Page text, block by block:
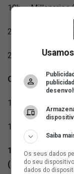
19h — Millonarios
21h30 — Santos
21h30 — San
Quarta-feira | 27
19h — Cienciano
19h — Caracas
19h — Vasco da
(Exclusivo)
Saiba
Os seus dados
do seu
dados do